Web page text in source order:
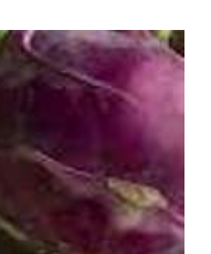
니다. 사진에는 없지만 우
치즈가 있었습니다.와플
먹었고 딸기크림치즈 기
유의 바로 맞은편에 있어
수 있습니다. 저는 두유를